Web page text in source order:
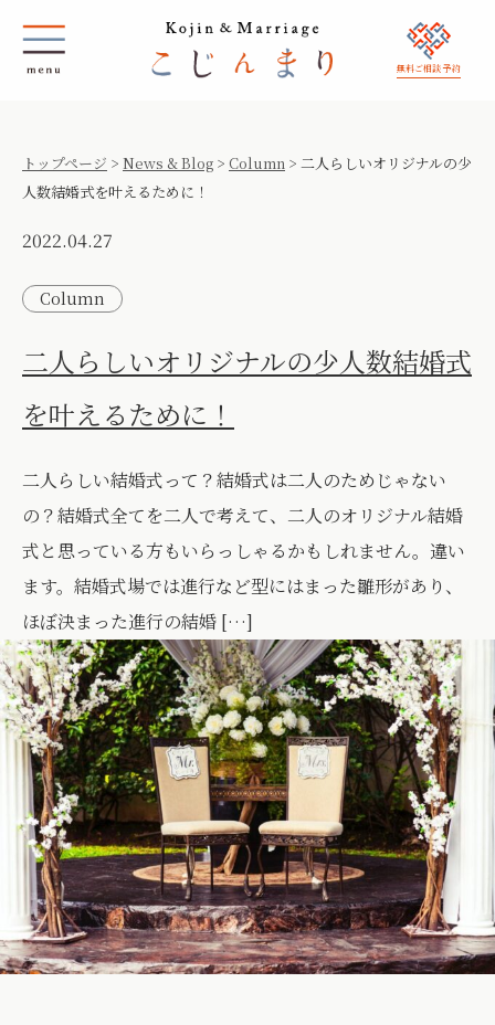
無料ご相談 予約
トップページ > News & Blog > Column > 二人らしいオリジナルの少
人数結婚式を叶えるために！
2022.04.27
Column
二人らしいオリジナルの少人数結婚式
を叶えるために！
二人らしい結婚式って？結婚式は二人のためじゃない
の？結婚式全てを二人で考えて、二人のオリジナル結婚
式と思っている方もいらっしゃるかもしれません。違い
ます。結婚式場では進行など型にはまった雛形があり、
ほぼ決まった進行の結婚 […]